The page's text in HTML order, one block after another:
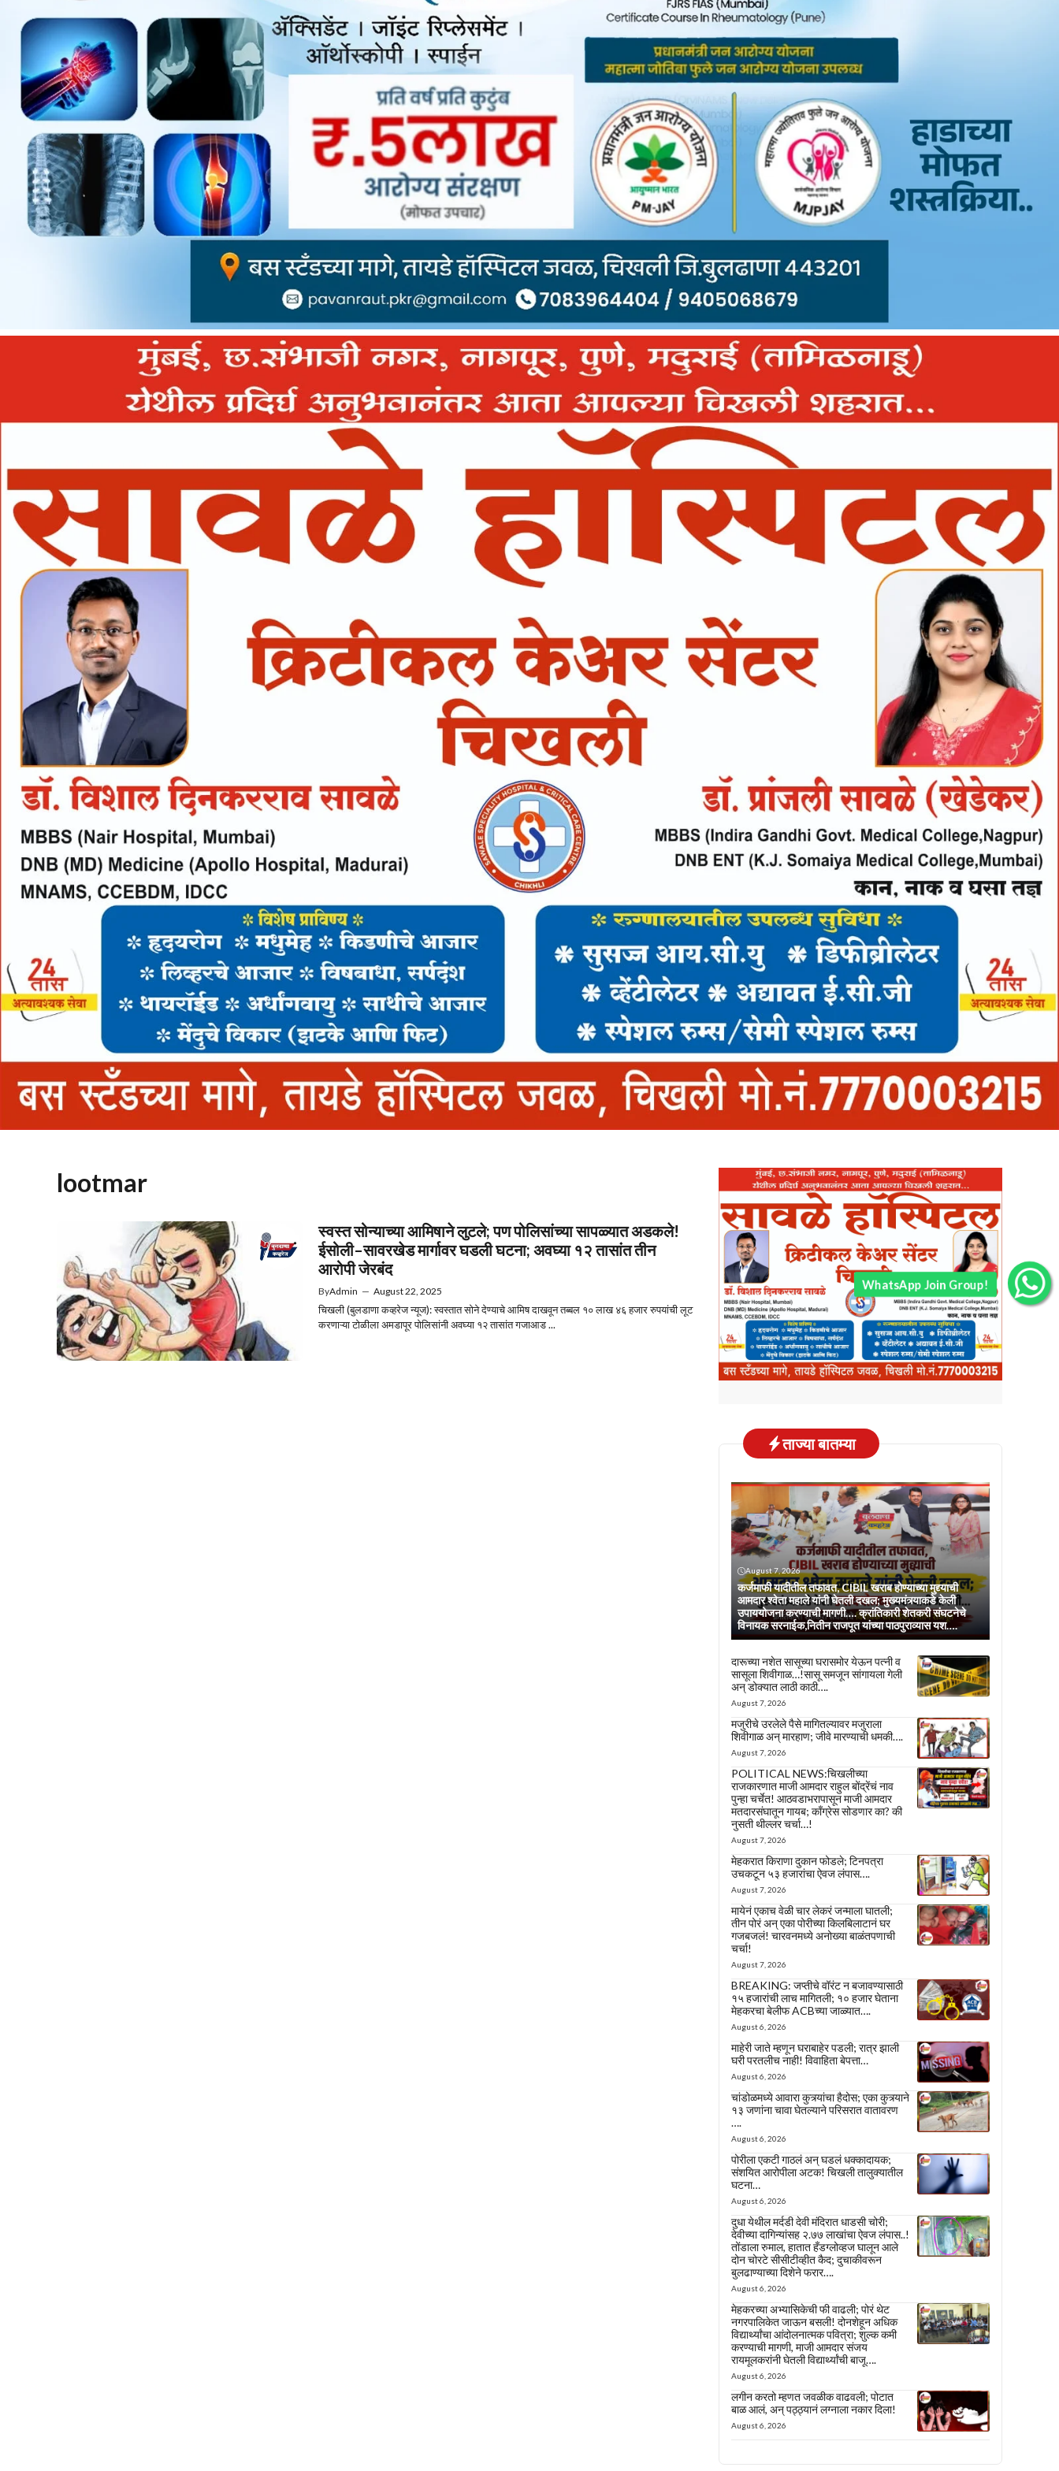
lootmar
स्वस्त सोन्याच्या आमिषाने लुटले; पण पोलिसांच्या सापळ्यात अडकले!
ईसोली–सावरखेड मार्गावर घडली घटना; अवघ्या १२ तासांत तीन
आरोपी जेरबंद
ByAdmin — August 22, 2025
चिखली (बुलडाणा कव्हरेज न्यूज): स्वस्तात सोने देण्याचे आमिष दाखवून तब्बल १० लाख ४६ हजार रुपयांची लूट
करणाऱ्या टोळीला अमडापूर पोलिसांनी अवघ्या १२ तासांत गजाआड ...
ताज्या बातम्या
August 7, 2026
कर्जमाफी यादीतील तफावत, CIBIL खराब होण्याच्या मुद्द्याची
आमदार श्वेता महाले यांनी घेतली दखल; मुख्यमंत्र्याकडे केली
उपाययोजना करण्याची मागणी…. क्रांतिकारी शेतकरी संघटनेचे
विनायक सरनाईक,नितीन राजपूत यांच्या पाठपुराव्यास यश….
दारूच्या नशेत सासूच्या घरासमोर येऊन पत्नी व
सासूला शिवीगाळ…!सासू समजून सांगायला गेली
अन् डोक्यात लाठी काठी….
August 7, 2026
मजुरीचे उरलेले पैसे मागितल्यावर मजुराला
शिवीगाळ अन् मारहाण; जीवे मारण्याची धमकी….
August 7, 2026
POLITICAL NEWS:चिखलीच्या
राजकारणात माजी आमदार राहुल बोंद्रेंचं नाव
पुन्हा चर्चेत! आठवडाभरापासून माजी आमदार
मतदारसंघातून गायब; काँग्रेस सोडणार का? की
नुसती थील्लर चर्चा…!
August 7, 2026
मेहकरात किराणा दुकान फोडले; टिनपत्रा
उचकटून ५३ हजारांचा ऐवज लंपास….
August 7, 2026
मायेनं एकाच वेळी चार लेकरं जन्माला घातली;
तीन पोरं अन् एका पोरीच्या किलबिलाटानं घर
गजबजलं! चारवनमध्ये अनोख्या बाळंतपणाची
चर्चा!
August 7, 2026
BREAKING: जप्तीचे वॉरंट न बजावण्यासाठी
१५ हजारांची लाच मागितली; १० हजार घेताना
मेहकरचा बेलीफ ACBच्या जाळ्यात….
August 6, 2026
माहेरी जाते म्हणून घराबाहेर पडली; रात्र झाली
घरी परतलीच नाही! विवाहिता बेपत्ता…
August 6, 2026
चांडोळमध्ये आवारा कुत्र्यांचा हैदोस; एका कुत्र्याने
१३ जणांना चावा घेतल्याने परिसरात वातावरण
….
August 6, 2026
पोरीला एकटी गाठलं अन् घडलं धक्कादायक;
संशयित आरोपीला अटक! चिखली तालुक्यातील
घटना…
August 6, 2026
दुधा येथील मर्दडी देवी मंदिरात धाडसी चोरी;
देवीच्या दागिन्यांसह २.७७ लाखांचा ऐवज लंपास..!
तोंडाला रुमाल, हातात हँडग्लोव्हज घालून आले
दोन चोरटे सीसीटीव्हीत कैद; दुचाकीवरून
बुलढाण्याच्या दिशेने फरार….
August 6, 2026
मेहकरच्या अभ्यासिकेची फी वाढली; पोरं थेट
नगरपालिकेत जाऊन बसली! दोनशेहून अधिक
विद्यार्थ्यांचा आंदोलनात्मक पवित्रा; शुल्क कमी
करण्याची मागणी, माजी आमदार संजय
रायमूलकरांनी घेतली विद्यार्थ्यांची बाजू….
August 6, 2026
लगीन करतो म्हणत जवळीक वाढवली; पोटात
बाळ आलं, अन् पठ्ठ्यानं लग्नाला नकार दिला!
August 6, 2026
WhatsApp Join Group!